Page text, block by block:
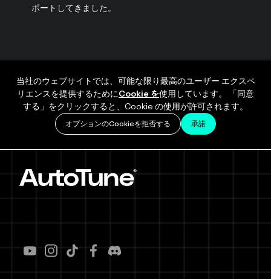
ポートしてきました。
当社のウェブサイトでは、可能な限り最高のユーザー エクスペ
リエンスを提供するためにCookie を使用しています。 「同意
する」をクリックすると、Cookie の使用が許可されます。
オプションのCookieを拒否する 承諾